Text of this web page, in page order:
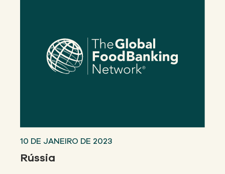
10 DE JANEIRO DE 2023
Rússia